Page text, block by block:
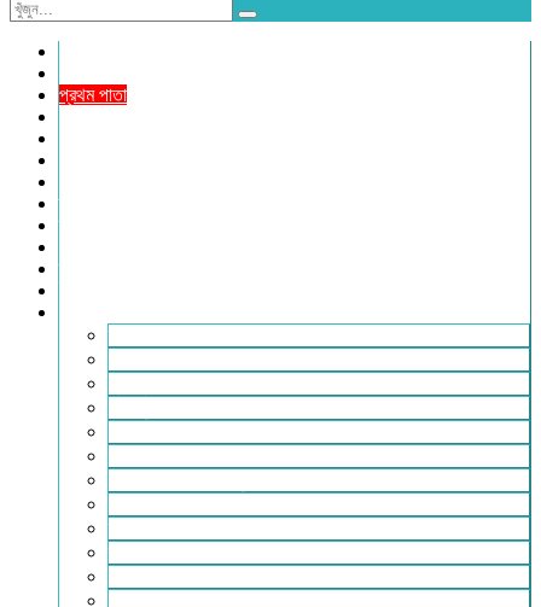
প্রথম পাতা